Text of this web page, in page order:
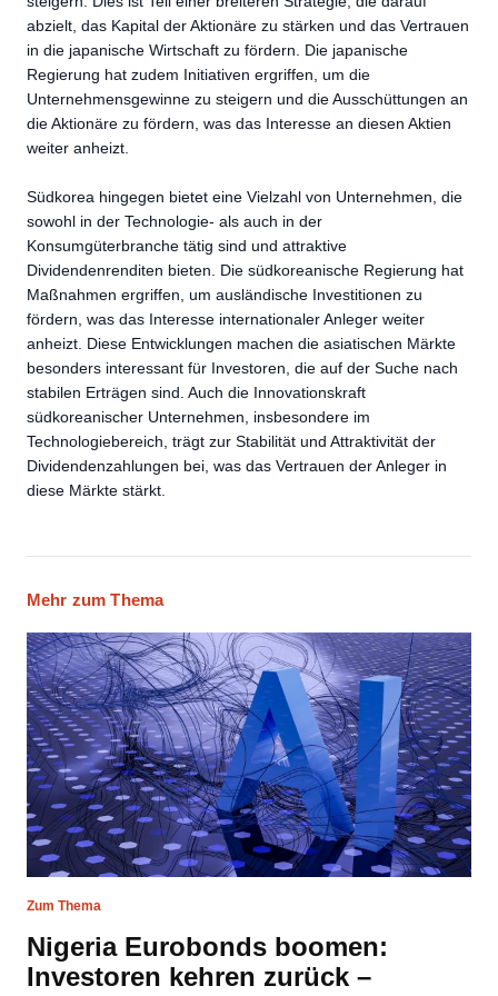
abzielt, das Kapital der Aktionäre zu stärken und das Vertrauen
in die japanische Wirtschaft zu fördern. Die japanische
Regierung hat zudem Initiativen ergriffen, um die
Unternehmensgewinne zu steigern und die Ausschüttungen an
die Aktionäre zu fördern, was das Interesse an diesen Aktien
weiter anheizt.
Südkorea hingegen bietet eine Vielzahl von Unternehmen, die
sowohl in der Technologie- als auch in der
Konsumgüterbranche tätig sind und attraktive
Dividendenrenditen bieten. Die südkoreanische Regierung hat
Maßnahmen ergriffen, um ausländische Investitionen zu
fördern, was das Interesse internationaler Anleger weiter
anheizt. Diese Entwicklungen machen die asiatischen Märkte
besonders interessant für Investoren, die auf der Suche nach
stabilen Erträgen sind. Auch die Innovationskraft
südkoreanischer Unternehmen, insbesondere im
Technologiebereich, trägt zur Stabilität und Attraktivität der
Dividendenzahlungen bei, was das Vertrauen der Anleger in
diese Märkte stärkt.
Mehr zum Thema
Zum Thema
Nigeria Eurobonds boomen:
Investoren kehren zurück –